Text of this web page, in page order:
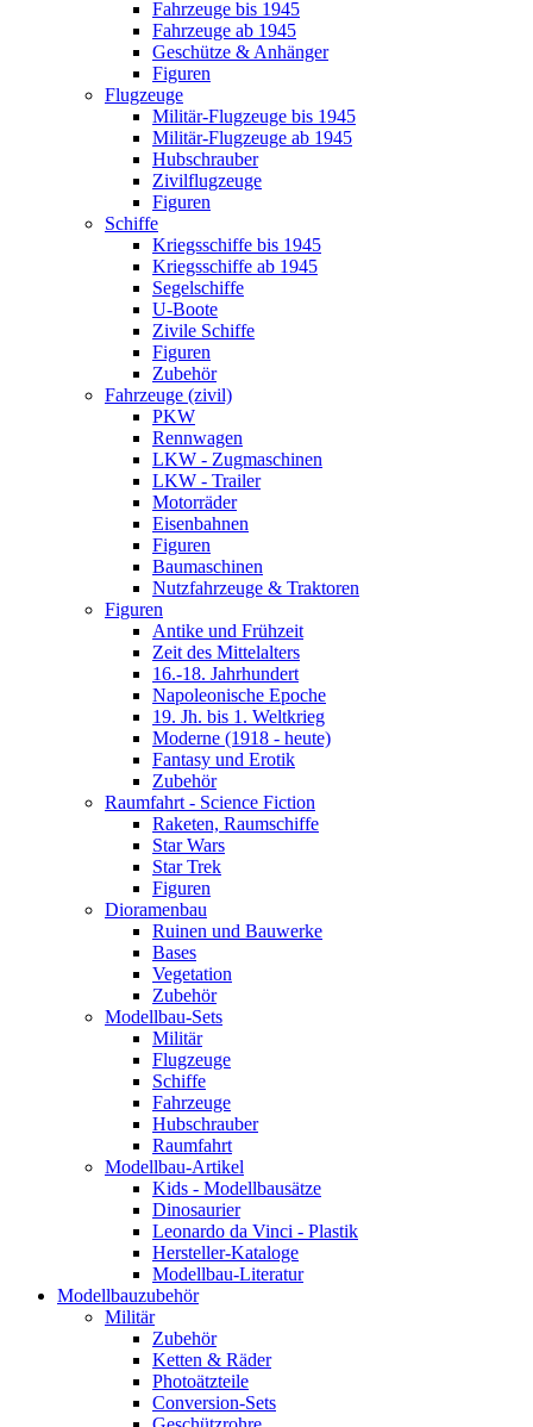
Fahrzeuge bis 1945
Fahrzeuge ab 1945
Geschütze & Anhänger
Figuren
Flugzeuge
Militär-Flugzeuge bis 1945
Militär-Flugzeuge ab 1945
Hubschrauber
Zivilflugzeuge
Figuren
Schiffe
Kriegsschiffe bis 1945
Kriegsschiffe ab 1945
Segelschiffe
U-Boote
Zivile Schiffe
Figuren
Zubehör
Fahrzeuge (zivil)
PKW
Rennwagen
LKW - Zugmaschinen
LKW - Trailer
Motorräder
Eisenbahnen
Figuren
Baumaschinen
Nutzfahrzeuge & Traktoren
Figuren
Antike und Frühzeit
Zeit des Mittelalters
16.-18. Jahrhundert
Napoleonische Epoche
19. Jh. bis 1. Weltkrieg
Moderne (1918 - heute)
Fantasy und Erotik
Zubehör
Raumfahrt - Science Fiction
Raketen, Raumschiffe
Star Wars
Star Trek
Figuren
Dioramenbau
Ruinen und Bauwerke
Bases
Vegetation
Zubehör
Modellbau-Sets
Militär
Flugzeuge
Schiffe
Fahrzeuge
Hubschrauber
Raumfahrt
Modellbau-Artikel
Kids - Modellbausätze
Dinosaurier
Leonardo da Vinci - Plastik
Hersteller-Kataloge
Modellbau-Literatur
Modellbauzubehör
Militär
Zubehör
Ketten & Räder
Photoätzteile
Conversion-Sets